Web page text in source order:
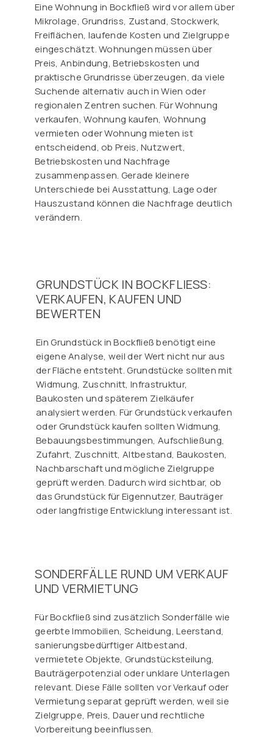
Eine Wohnung in Bockfließ wird vor allem über
Mikrolage, Grundriss, Zustand, Stockwerk,
Freiflächen, laufende Kosten und Zielgruppe
eingeschätzt. Wohnungen müssen über
Preis, Anbindung, Betriebskosten und
praktische Grundrisse überzeugen, da viele
Suchende alternativ auch in Wien oder
regionalen Zentren suchen. Für Wohnung
verkaufen, Wohnung kaufen, Wohnung
vermieten oder Wohnung mieten ist
entscheidend, ob Preis, Nutzwert,
Betriebskosten und Nachfrage
zusammenpassen. Gerade kleinere
Unterschiede bei Ausstattung, Lage oder
Hauszustand können die Nachfrage deutlich
verändern.
GRUNDSTÜCK IN BOCKFLIESS: V
ERKAUFEN, KAUFEN UND B
EWERTEN
Ein Grundstück in Bockfließ benötigt eine
eigene Analyse, weil der Wert nicht nur aus
der Fläche entsteht. Grundstücke sollten mit
Widmung, Zuschnitt, Infrastruktur,
Baukosten und späterem Zielkäufer
analysiert werden. Für Grundstück verkaufen
oder Grundstück kaufen sollten Widmung,
Bebauungsbestimmungen, Aufschließung,
Zufahrt, Zuschnitt, Altbestand, Baukosten,
Nachbarschaft und mögliche Zielgruppe
geprüft werden. Dadurch wird sichtbar, ob
das Grundstück für Eigennutzer, Bauträger
oder langfristige Entwicklung interessant ist.
SONDERFÄLLE RUND UM VERKAUF
UND VERMIETUNG
Für Bockfließ sind zusätzlich Sonderfälle wie
geerbte Immobilien, Scheidung, Leerstand,
sanierungsbedürftiger Altbestand,
vermietete Objekte, Grundstücksteilung,
Bauträgerpotenzial oder unklare Unterlagen
relevant. Diese Fälle sollten vor Verkauf oder
Vermietung separat geprüft werden, weil sie
Zielgruppe, Preis, Dauer und rechtliche
Vorbereitung beeinflussen.